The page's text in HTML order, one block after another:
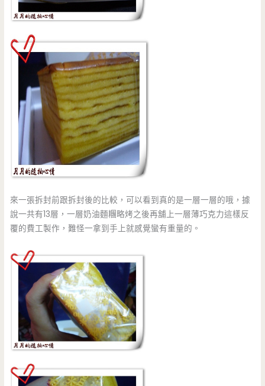
來一張拆封前跟拆封後的比較，可以看到真的是一層一層的哦，據
說一共有13層，一層奶油麵糰略烤之後再舖上一層薄巧克力這樣反
覆的費工製作，難怪一拿到手上就感覺蠻有重量的。